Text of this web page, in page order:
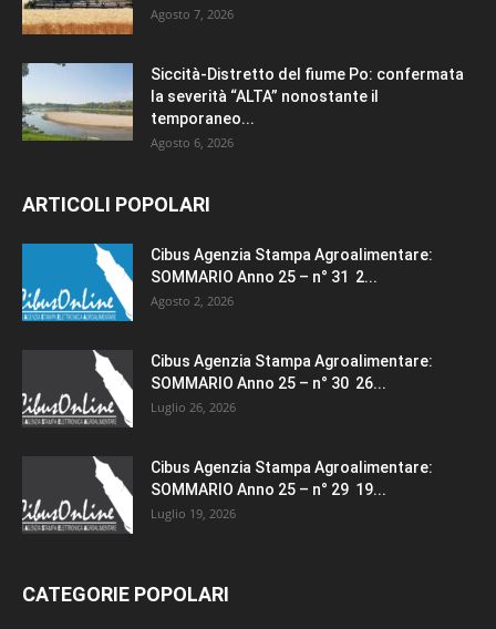
Agosto 7, 2026
Siccità-Distretto del fiume Po: confermata
la severità “ALTA” nonostante il
temporaneo...
Agosto 6, 2026
ARTICOLI POPOLARI
Cibus Agenzia Stampa Agroalimentare:
SOMMARIO Anno 25 – n° 31 2...
Agosto 2, 2026
Cibus Agenzia Stampa Agroalimentare:
SOMMARIO Anno 25 – n° 30 26...
Luglio 26, 2026
Cibus Agenzia Stampa Agroalimentare:
SOMMARIO Anno 25 – n° 29 19...
Luglio 19, 2026
CATEGORIE POPOLARI